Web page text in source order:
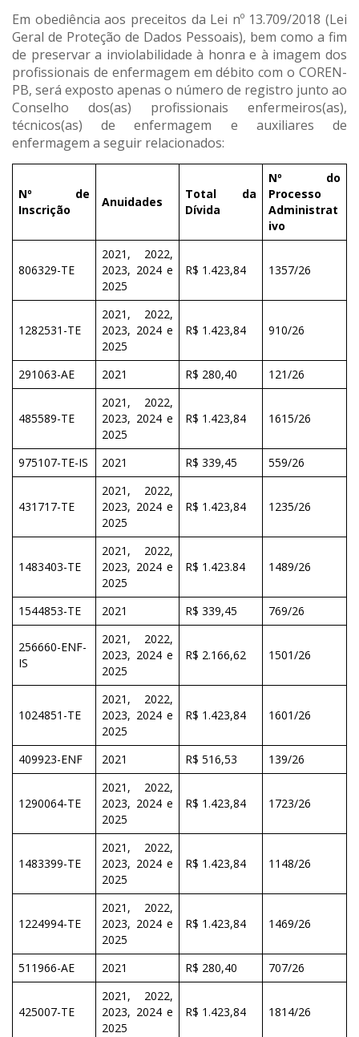
Em obediência aos preceitos da Lei nº 13.709/2018 (Lei
Geral de Proteção de Dados Pessoais), bem como a fim
de preservar a inviolabilidade à honra e à imagem dos
profissionais de enfermagem em débito com o COREN-
PB, será exposto apenas o número de registro junto ao
Conselho dos(as) profissionais enfermeiros(as),
técnicos(as) de enfermagem e auxiliares de
enfermagem a seguir relacionados:
Nº de
Inscrição
Anuidades
Total da
Dívida
Nº do
Processo
Administrat
ivo
806329-TE
2021, 2022,
2023, 2024 e
2025
R$ 1.423,84 1357/26
1282531-TE
2021, 2022,
2023, 2024 e
2025
R$ 1.423,84 910/26
291063-AE 2021 R$ 280,40 121/26
485589-TE
2021, 2022,
2023, 2024 e
2025
R$ 1.423,84 1615/26
975107-TE-IS 2021 R$ 339,45 559/26
431717-TE
2021, 2022,
2023, 2024 e
2025
R$ 1.423,84 1235/26
1483403-TE
2021, 2022,
2023, 2024 e
2025
R$ 1.423.84 1489/26
1544853-TE 2021 R$ 339,45 769/26
256660-ENF-
IS
2021, 2022,
2023, 2024 e
2025
R$ 2.166,62 1501/26
1024851-TE
2021, 2022,
2023, 2024 e
2025
R$ 1.423,84 1601/26
409923-ENF 2021 R$ 516,53 139/26
1290064-TE
2021, 2022,
2023, 2024 e
2025
R$ 1.423,84 1723/26
1483399-TE
2021, 2022,
2023, 2024 e
2025
R$ 1.423,84 1148/26
1224994-TE
2021, 2022,
2023, 2024 e
2025
R$ 1.423,84 1469/26
511966-AE 2021 R$ 280,40 707/26
425007-TE
2021, 2022,
2023, 2024 e
2025
R$ 1.423,84 1814/26